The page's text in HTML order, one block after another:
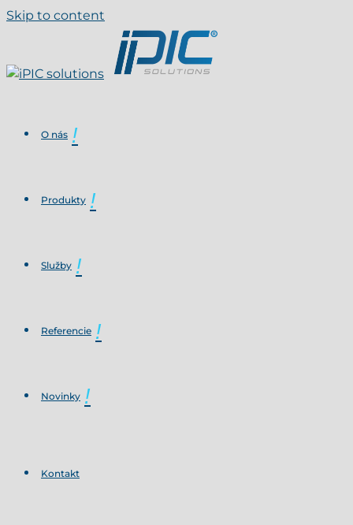
Skip to content
O nás
Produkty
Služby
Referencie
Novinky
Kontakt